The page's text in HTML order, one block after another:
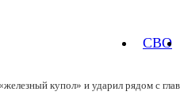
СВО
купол» и ударил рядом с